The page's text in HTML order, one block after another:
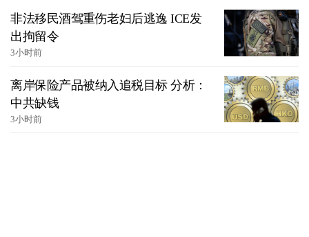
非法移民酒驾重伤老妇后逃逸 ICE发
出拘留令
3小时前
离岸保险产品被纳入追税目标 分析：
中共缺钱
3小时前